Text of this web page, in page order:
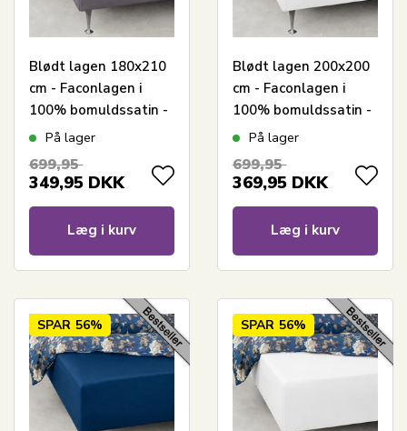
Blødt lagen 180x210
cm - Faconlagen i
100% bomuldssatin -
Lysegråt boxlagen til
satin lagen
På lager
699,95
349,95 DKK
Læg i kurv
Blødt lagen 200x200
cm - Faconlagen i
100% bomuldssatin -
Hvidt boxlagen til
satin lagen
På lager
699,95
369,95 DKK
Læg i kurv
SPAR 56% SPAR 56%